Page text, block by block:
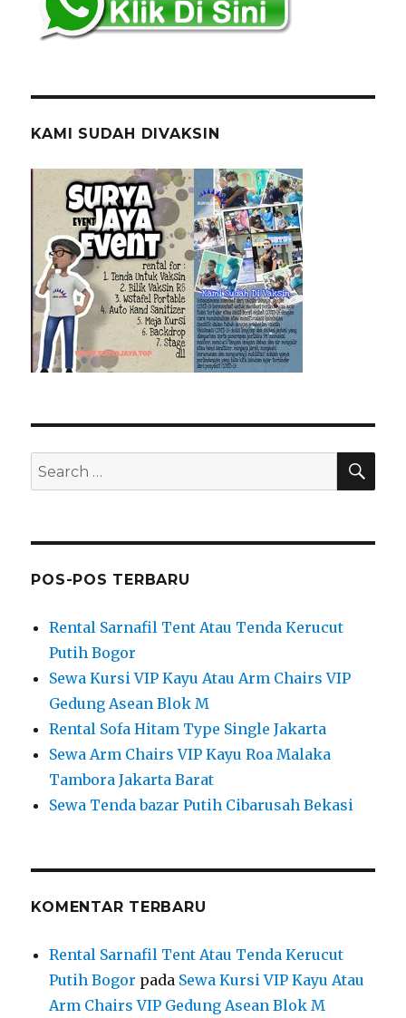
KAMI SUDAH DIVAKSIN
Search
for:
POS-POS TERBARU
Rental Sarnafil Tent Atau Tenda Kerucut
Putih Bogor
Sewa Kursi VIP Kayu Atau Arm Chairs VIP
Gedung Asean Blok M
Rental Sofa Hitam Type Single Jakarta
Sewa Arm Chairs VIP Kayu Roa Malaka
Tambora Jakarta Barat
Sewa Tenda bazar Putih Cibarusah Bekasi
KOMENTAR TERBARU
Rental Sarnafil Tent Atau Tenda Kerucut
Putih Bogor pada Sewa Kursi VIP Kayu Atau
Arm Chairs VIP Gedung Asean Blok M